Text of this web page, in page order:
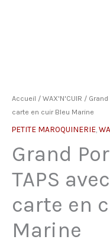
Accueil / WAX'N'CUIR /
carte en cuir Bleu Marine
PETITE MAROQUINERIE,
Grand
TAPS
carte en
Marine